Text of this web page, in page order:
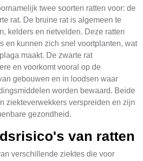
twee soorten ratten voor: de
rat. De bruine rat is algemeen te
kelders en rietvelden. Deze ratten
en kunnen zich snel voortplanten, wat
maakt. De zwarte rat
en voorkomt vooral op de
gebouwen en in loodsen waar
worden bewaard. Beide
ziekteverwekkers verspreiden en zijn
gezondheid.
van ratten
verschillende ziektes die voor